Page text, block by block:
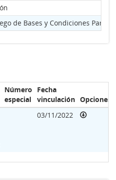
de Bases y Condiciones
Número
especial
Fecha
vinculación Opciones
03/11/2022